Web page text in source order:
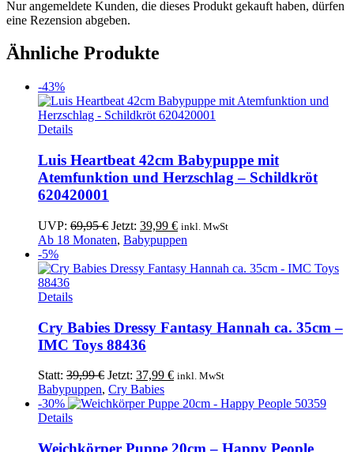
Nur angemeldete Kunden, die dieses Produkt gekauft haben, dürfen
eine Rezension abgeben.
Ähnliche Produkte
-43%
Details
Luis Heartbeat 42cm Babypuppe mit
Atemfunktion und Herzschlag – Schildkröt
620420001
UVP: 69,95€ Ursprünglicher
Preis
69,95 €
Jetzt: 39,99 €Aktueller
Preis
39,99 €.
inkl. MwSt
Ab 18 Monaten, Babypuppen
-5%
Details
Cry Babies Dressy Fantasy Hannah ca. 35cm –
IMC Toys 88436
Statt: 39,99€ Ursprünglicher
Preis
war:
Jetzt: 37,99 €Aktueller
ist:
inkl. MwSt
Babypuppen, Cry Babies
-30%
DetailsDieses
weist
Weichkörper Puppe 20cm – Happy People